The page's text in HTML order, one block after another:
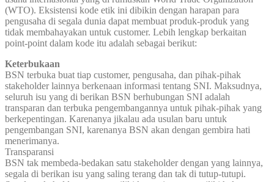
(WTO). Eksistensi kode etik ini dibikin dengan harapan para
pengusaha di segala dunia dapat membuat produk-produk yang
tidak membahayakan untuk customer. Lebih lengkap berkaitan
point-point dalam kode itu adalah sebagai berikut:
Keterbukaan
BSN terbuka buat tiap customer, pengusaha, dan pihak-pihak
stakeholder lainnya berkenaan informasi tentang SNI. Maksudnya,
seluruh isu yang di berikan BSN berhubungan SNI adalah
transparan dan terbuka pengembangannya untuk pihak-pihak yang
berkepentingan. Karenanya jikalau ada usulan baru untuk
pengembangan SNI, karenanya BSN akan dengan gembira hati
menerimanya.
Transparansi
BSN tak membeda-bedakan satu stakeholder dengan yang lainnya,
segala di berikan isu yang saling terang dan tak di tutup-tutupi.